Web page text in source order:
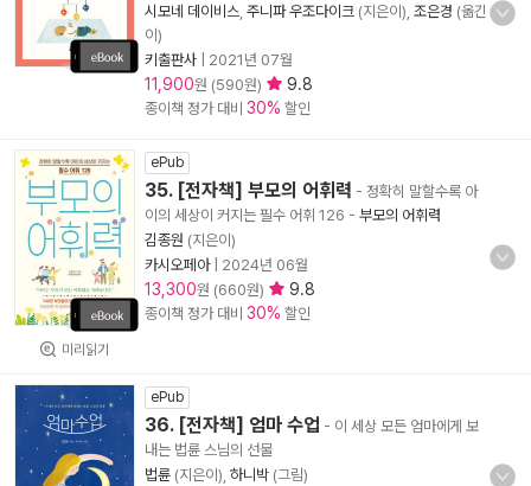
시모네 데이비스 주니파 우조다이크 (지은이), 조은경 (옮긴
이)
키출판사
2021년 07월
11,900원 (590원) 9.8
종이책 정가 대비 30% 할인
미리읽기
ePub
35. [전자책] 부모의 어휘력 - 정확히 말할수록 아
이의 세상이 커지는 필수 어휘 126 - 부모의 어휘력
김종원 (지은이)
카시오페아| 2024년 06월
13,300원 (660원) 9.8
종이책 정가 대비 30% 할인
ePub
36. [전자책] 엄마 수업 - 이 세상 모든 엄마에게 보
내는 법륜 스님의 선물
법륜 (지은이), 하니박 (그림)